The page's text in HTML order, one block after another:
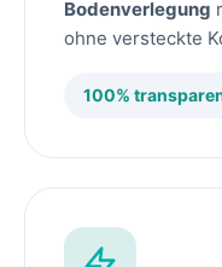
Bodenverlegung
ohne versteckte
100%